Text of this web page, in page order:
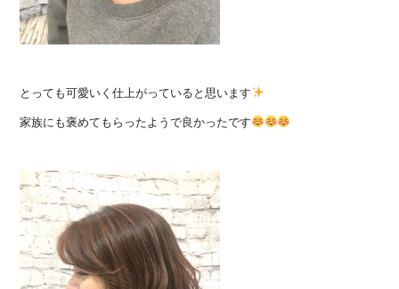
とっても可愛いく仕上がっていると思います
家族にも褒めてもらったようで良かったです